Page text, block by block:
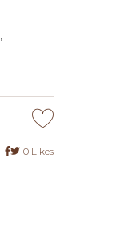
,
0 Likes